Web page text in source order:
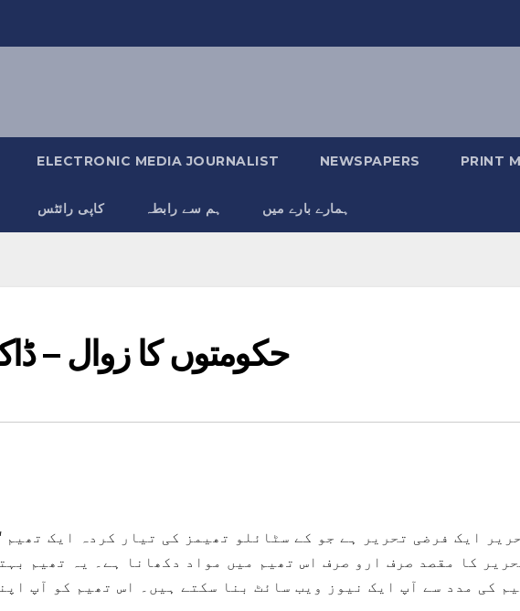
ELECTRONIC MEDIA JOURNALIST NEWSPAPERS PRINT
کاپی رائٹس ہم سے رابطہ ہمارے بارے میں
حکومتوں کا زوال –
ایک فرضی تحریر ہے جو کے سٹائلو تھیمز کی تیار کردہ ایک تھیم
کا مقصد صرف ارو صرف اس تھیم میں مواد دکھانا ہے۔ یہ تھیم
کی مدد سے آپ ایک نیوز ویب سائٹ بنا سکتے ہیں۔ اس تھیم کو آپ